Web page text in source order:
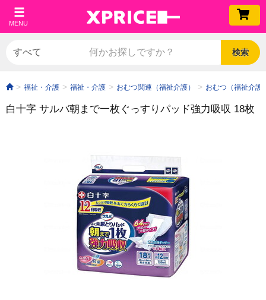
MENU
検索
福祉・介護 福祉・介護 おむつ関連（福祉介護） おむつ（福祉介護
白十字 サルバ朝まで一枚ぐっすりパッド強力吸収 18枚